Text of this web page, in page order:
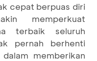
cepat berpuas diri
memperkuat
terbaik seluruh
pernah berhenti
memberikan